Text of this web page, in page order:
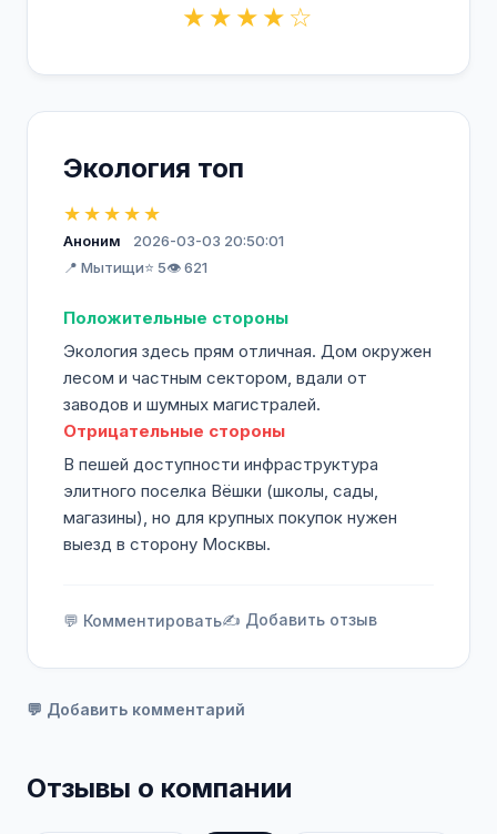
★★★★☆
Экология топ
★★★★★
Аноним
2026-03-03 20:50:01
📍 Мытищи⭐ 5👁️ 621
Положительные стороны
Экология здесь прям отличная. Дом окружен
лесом и частным сектором, вдали от
заводов и шумных магистралей.
Отрицательные стороны
В пешей доступности инфраструктура
элитного поселка Вёшки (школы, сады,
магазины), но для крупных покупок нужен
выезд в сторону Москвы.
💬 Комментировать✍️ Добавить отзыв
💬 Добавить комментарий
Отзывы о компании